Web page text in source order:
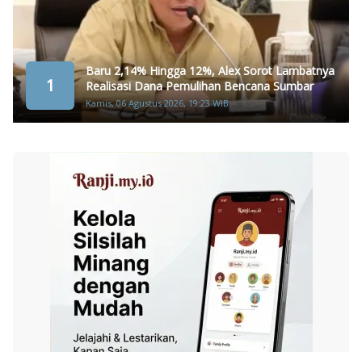
1
Baru 2,14% Hingga 12%, Alex Sorot Lambatnya
Realisasi Dana Pemulihan Bencana Sumbar
Kamis, 06 Agustus 2026, 19:23 WIB